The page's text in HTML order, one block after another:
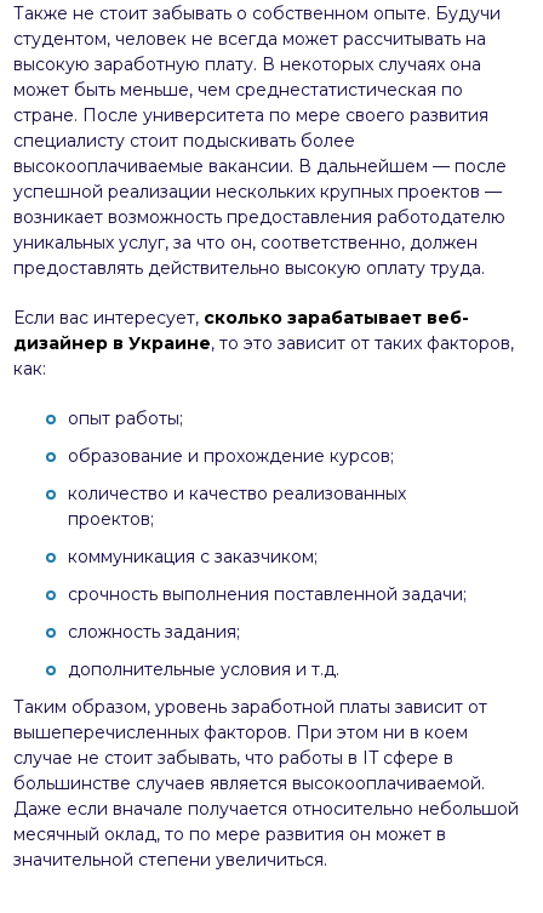
Также не стоит забывать о собственном опыте. Будучи
студентом, человек не всегда может рассчитывать на
высокую заработную плату. В некоторых случаях она
может быть меньше, чем среднестатистическая по
стране. После университета по мере своего развития
специалисту стоит подыскивать более
высокооплачиваемые вакансии. В дальнейшем — после
успешной реализации нескольких крупных проектов —
возникает возможность предоставления работодателю
уникальных услуг, за что он, соответственно, должен
предоставлять действительно высокую оплату труда.
Если вас интересует, сколько зарабатывает веб-
дизайнер в Украине, то это зависит от таких факторов,
как:
опыт работы;
образование и прохождение курсов;
количество и качество реализованных
проектов;
коммуникация с заказчиком;
срочность выполнения поставленной задачи;
сложность задания;
дополнительные условия и т.д.
Таким образом, уровень заработной платы зависит от
вышеперечисленных факторов. При этом ни в коем
случае не стоит забывать, что работы в IT сфере в
большинстве случаев является высокооплачиваемой.
Даже если вначале получается относительно небольшой
месячный оклад, то по мере развития он может в
значительной степени увеличиться.